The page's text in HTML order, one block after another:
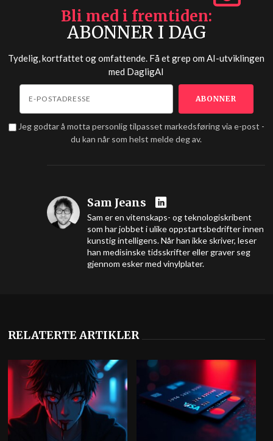
Bli med i fremtiden
ABONNER I DAG
Tydelig, kortfattet og omfattende. Få et grep om AI-utviklingen
med DagligAI
Jeg godtar å motta personlig tilpasset markedsføring via e-post -
du kan når som helst melde deg av.
Sam Jeans
Sam er en vitenskaps- og teknologiskribent
som har jobbet i ulike oppstartsbedrifter innen
kunstig intelligens. Når han ikke skriver, leser
han medisinske tidsskrifter eller graver seg
gjennom esker med vinylplater.
RELATERTE ARTIKLER